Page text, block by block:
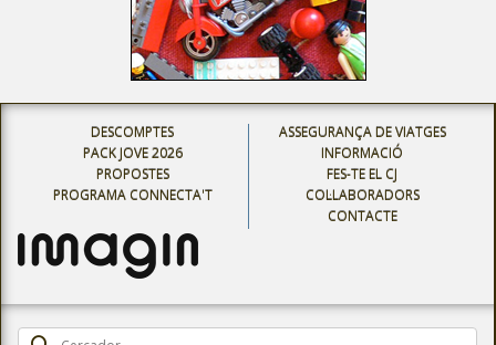
DESCOMPTES
PACK JOVE 2026
PROPOSTES
PROGRAMA CONNECTA'T
ASSEGURANÇA DE VIATGES
INFORMACIÓ
FES-TE EL CJ
COL·LABORADORS
CONTACTE